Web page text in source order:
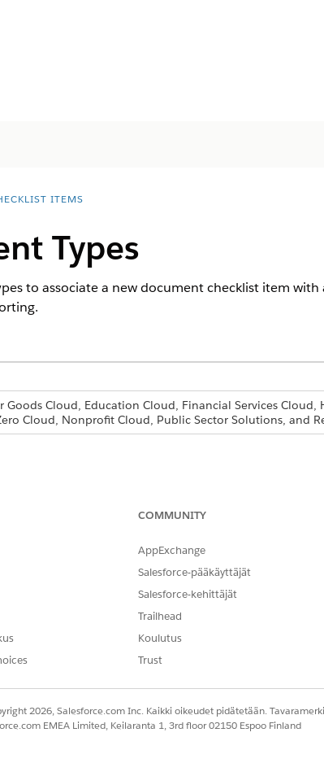
ITEMS
Types
to associate a new document checklist item with
Cloud, Education Cloud, Financial Services Cloud,
Cloud, Nonprofit Cloud, Public Sector Solutions, and
a label and an API name.COMMUNITY
AppExchange
Salesforce-pääkäyttäjät
Salesforce-kehittäjät
Trailhead
Koulutus
Trust
2026, Salesforce.com Inc. Kaikki oikeudet pidätetään.
EMEA Limited, Keilaranta 1, 3rd floor 02150 Espoo Finland